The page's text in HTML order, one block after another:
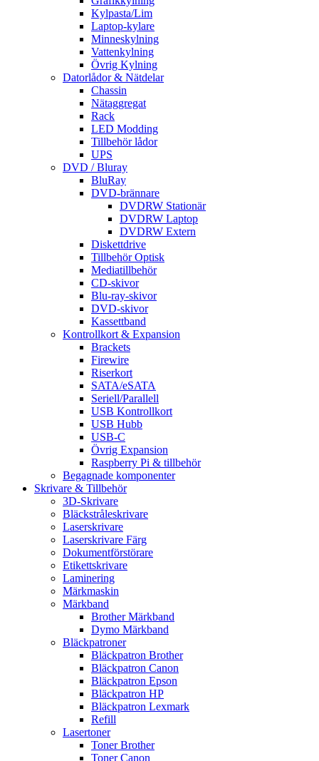
Kylpasta/Lim
Laptop-kylare
Minneskylning
Vattenkylning
Övrig Kylning
Datorlådor & Nätdelar
Chassin
Nätaggregat
Rack
LED Modding
Tillbehör lådor
UPS
DVD / Bluray
BluRay
DVD-brännare
DVDRW Stationär
DVDRW Laptop
DVDRW Extern
Diskettdrive
Tillbehör Optisk
Mediatillbehör
CD-skivor
Blu-ray-skivor
DVD-skivor
Kassettband
Kontrollkort & Expansion
Brackets
Firewire
Riserkort
SATA/eSATA
Seriell/Parallell
USB Kontrollkort
USB Hubb
USB-C
Övrig Expansion
Raspberry Pi & tillbehör
Begagnade komponenter
Skrivare & Tillbehör
3D-Skrivare
Bläckstråleskrivare
Laserskrivare
Laserskrivare Färg
Dokumentförstörare
Etikettskrivare
Laminering
Märkmaskin
Märkband
Brother Märkband
Dymo Märkband
Bläckpatroner
Bläckpatron Brother
Bläckpatron Canon
Bläckpatron Epson
Bläckpatron HP
Bläckpatron Lexmark
Refill
Lasertoner
Toner Brother
Toner Canon